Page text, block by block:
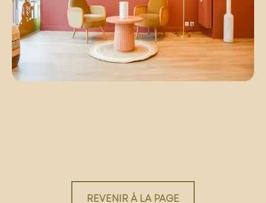
REVENIR À LA PAGE